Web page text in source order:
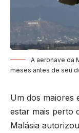
A aeronave da
meses antes de seu
Um dos maiores
estar mais perto
Malásia